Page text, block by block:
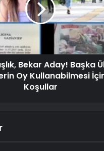
Bekar Aday! Başka
Oy Kullanabilmesi
Koşullar